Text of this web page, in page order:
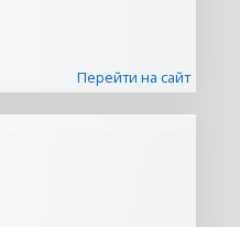
Перейти на сайт